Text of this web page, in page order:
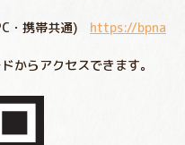
・携帯共通) https://bpna
からアクセスできます。